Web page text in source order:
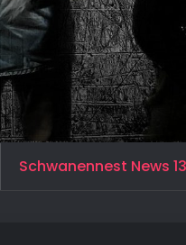
Schwanennest News